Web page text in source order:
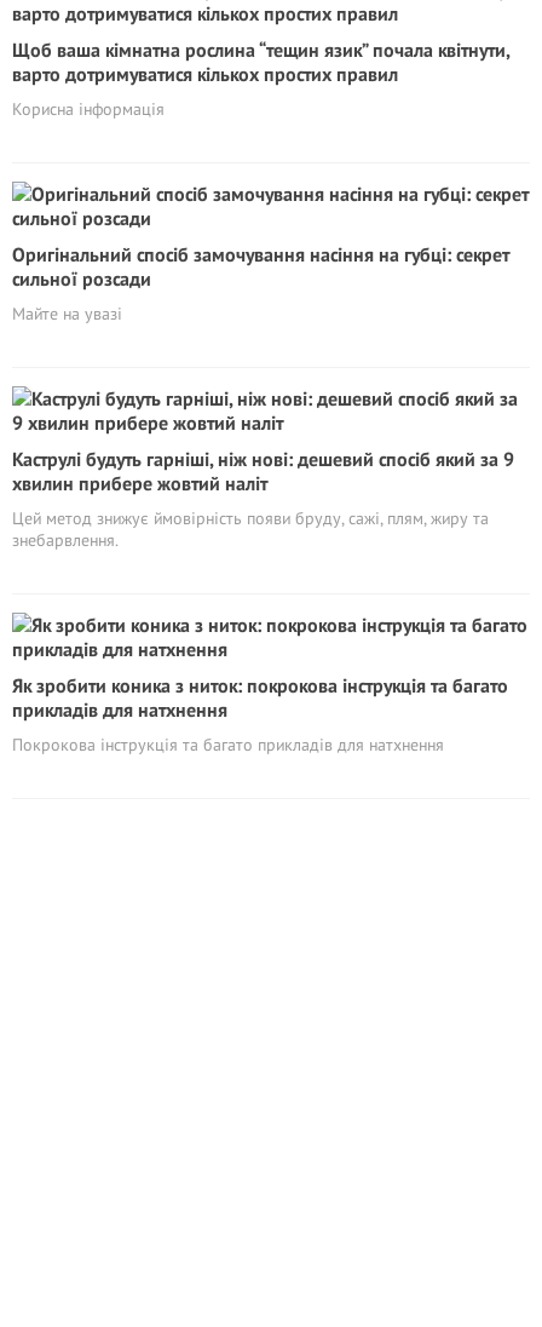
Щоб ваша кімнатна рослина “тещин язик” почала квітнути,
варто дотримуватися кількох простих правил
Корисна інформація
Оригінальний спосіб замочування насіння на губці: секрет
сильної розсади
Майте на увазі
Каструлі будуть гарніші, ніж нові: дешевий спосіб який за 9
хвилин прибере жовтий наліт
Цей метод знижує ймовірність появи бруду, сажі, плям, жиру та
знебарвлення.
Як зробити коника з ниток: покрокова інструкція та багато
прикладів для натхнення
Покрокова інструкція та багато прикладів для натхнення